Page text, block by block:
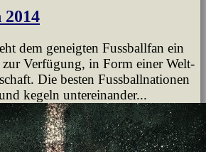
dem geneigten Fussballfan ein
zur Verfügung, in Form einer Welt-
Die besten Fussballnationen
kegeln untereinander...